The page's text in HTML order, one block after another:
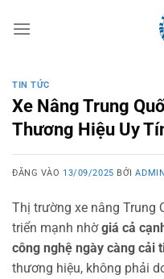
qua
TIN TỨC
Xe Nâng Trung
Thương Hiệu Uy
ĐĂNG VÀO 13/09/2025 BỞIADMIN
Thị trường xe nâng Trung
triển mạnh nhờgiá cả
công nghệ ngày càng cải
thương hiệu, không phải